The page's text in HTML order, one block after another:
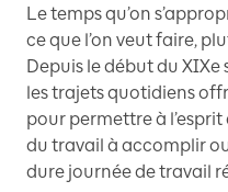
Le temps qu’on
ce que l’on veut faire,
Depuis le début du XIXe
les trajets quotidiens
pour permettre à l’esprit
du travail à accomplir
dure journée de travail